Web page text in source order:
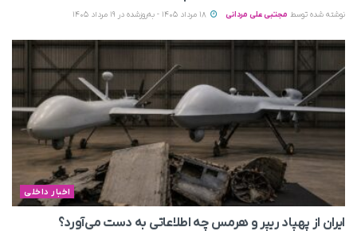
نوشته شده توسط مجتبی علی مردانی
اخبار داخلی
ایران از پهپاد ریپر و هرمس چه اطلاعاتی به دست می‌آورد؟